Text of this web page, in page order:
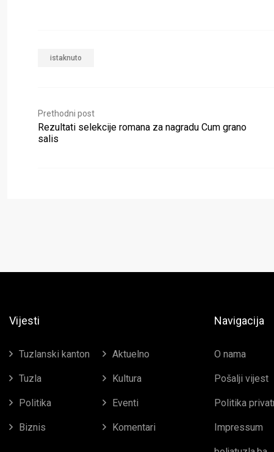
istaknuto
Prethodni post
Rezultati selekcije romana za nagradu Cum grano
salis
Vijesti
Tuzlanski kanton Aktuelno
Tuzla Kultura
Politika Eventi
Biznis Komentari
Navigacija
O nama
Pošalji vijest
Politika
Impressum